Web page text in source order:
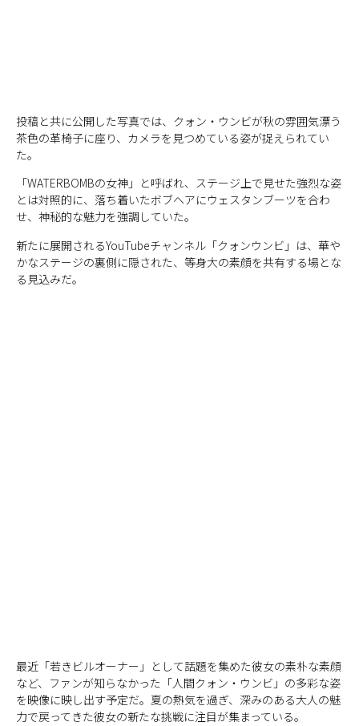
投稿と共に公開した写真では、クォン・ウンビが秋の雰囲気漂う
茶色の革椅子に座り、カメラを見つめている姿が捉えられてい
た。
「WATERBOMBの女神」と呼ばれ、ステージ上で見せた強烈な姿
とは対照的に、落ち着いたボブヘアにウェスタンブーツを合わ
せ、神秘的な魅力を強調していた。
新たに展開されるYouTubeチャンネル「クォンウンビ」は、華や
かなステージの裏側に隠された、等身大の素顔を共有する場とな
る見込みだ。
最近「若きビルオーナー」として話題を集めた彼女の素朴な素顔
など、ファンが知らなかった「人間クォン・ウンビ」の多彩な姿
を映像に映し出す予定だ。夏の熱気を過ぎ、深みのある大人の魅
力で戻ってきた彼女の新たな挑戦に注目が集まっている。